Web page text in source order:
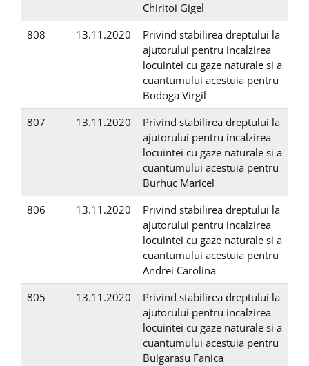
Chiritoi Gigel
808
13.11.2020
Privind stabilirea dreptului la
ajutorului pentru incalzirea
locuintei cu gaze naturale si a
cuantumului acestuia pentru
Bodoga Virgil
807
13.11.2020
Privind stabilirea dreptului la
ajutorului pentru incalzirea
locuintei cu gaze naturale si a
cuantumului acestuia pentru
Burhuc Maricel
806
13.11.2020
Privind stabilirea dreptului la
ajutorului pentru incalzirea
locuintei cu gaze naturale si a
cuantumului acestuia pentru
Andrei Carolina
805
13.11.2020
Privind stabilirea dreptului la
ajutorului pentru incalzirea
locuintei cu gaze naturale si a
cuantumului acestuia pentru
Bulgarasu Fanica